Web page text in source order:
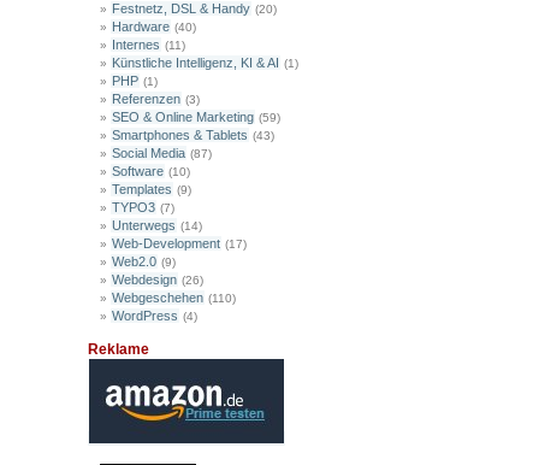
Festnetz, DSL & Handy (20)
Hardware (40)
Internes (11)
Künstliche Intelligenz, KI & AI (1)
PHP (1)
Referenzen (3)
SEO & Online Marketing (59)
Smartphones & Tablets (43)
Social Media (87)
Software (10)
Templates (9)
TYPO3 (7)
Unterwegs (14)
Web-Development (17)
Web2.0 (9)
Webdesign (26)
Webgeschehen (110)
WordPress (4)
Reklame